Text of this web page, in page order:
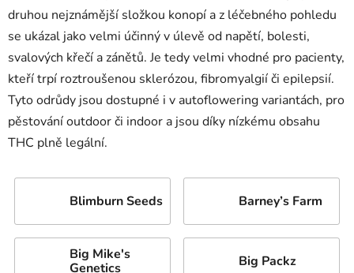
druhou nejznámější složkou konopí a z léčebného pohledu
se ukázal jako velmi účinný v úlevě od napětí, bolesti,
svalových křečí a zánětů. Je tedy velmi vhodné pro pacienty,
kteří trpí roztroušenou sklerózou, fibromyalgií či epilepsií.
Tyto odrůdy jsou dostupné i v autoflowering variantách, pro
pěstování outdoor či indoor a jsou díky nízkému obsahu
THC plně legální.
Blimburn Seeds Barney’s Farm
Big Mike's
Genetics
Big Packz